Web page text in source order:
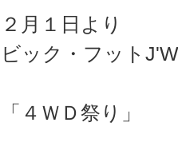
２月１日より
ビック・フット
「４ＷＤ祭り」